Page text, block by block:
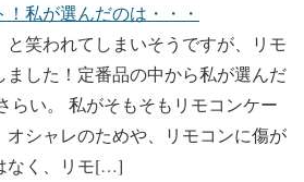
私が選んだのは・・・
と笑われてしまいそうですが、リモ
ました！定番品の中から私が選んだ
らい。 私がそもそもリモコンケー
オシャレのためや、リモコンに傷が
なく、リモ[…]